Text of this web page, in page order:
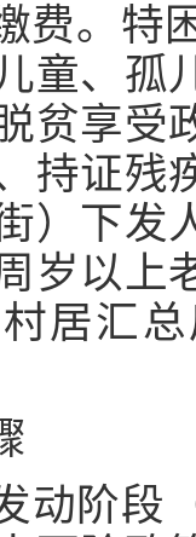
费。
童、孤
贫享受
持证残
）下发
岁以上
居汇
动阶段